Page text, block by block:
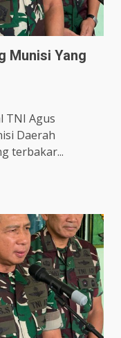
Munisi Yang
TNI Agus
Daerah
terbakar...